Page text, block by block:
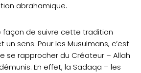
abrahamique.
façon de suivre cette tradition
un sens. Pour les Musulmans, c’est
se rapprocher du Créateur – Allah
En effet, la Sadaqa – les